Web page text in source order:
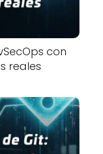
con
reales